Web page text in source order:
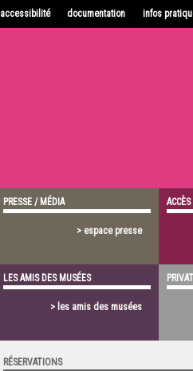
accessibilité documentation infos
PRESSE / MÉDIA
> espace presse
LES AMIS DES MUSÉES
> les amis des musées
RÉSERVATIONS